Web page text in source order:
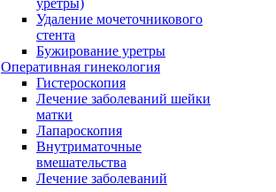
уретры)
Удаление мочеточникового
стента
Бужирование уретры
Оперативная гинекология
Гистероскопия
Лечение заболеваний шейки
матки
Лапароскопия
Внутриматочные
вмешательства
Лечение заболеваний